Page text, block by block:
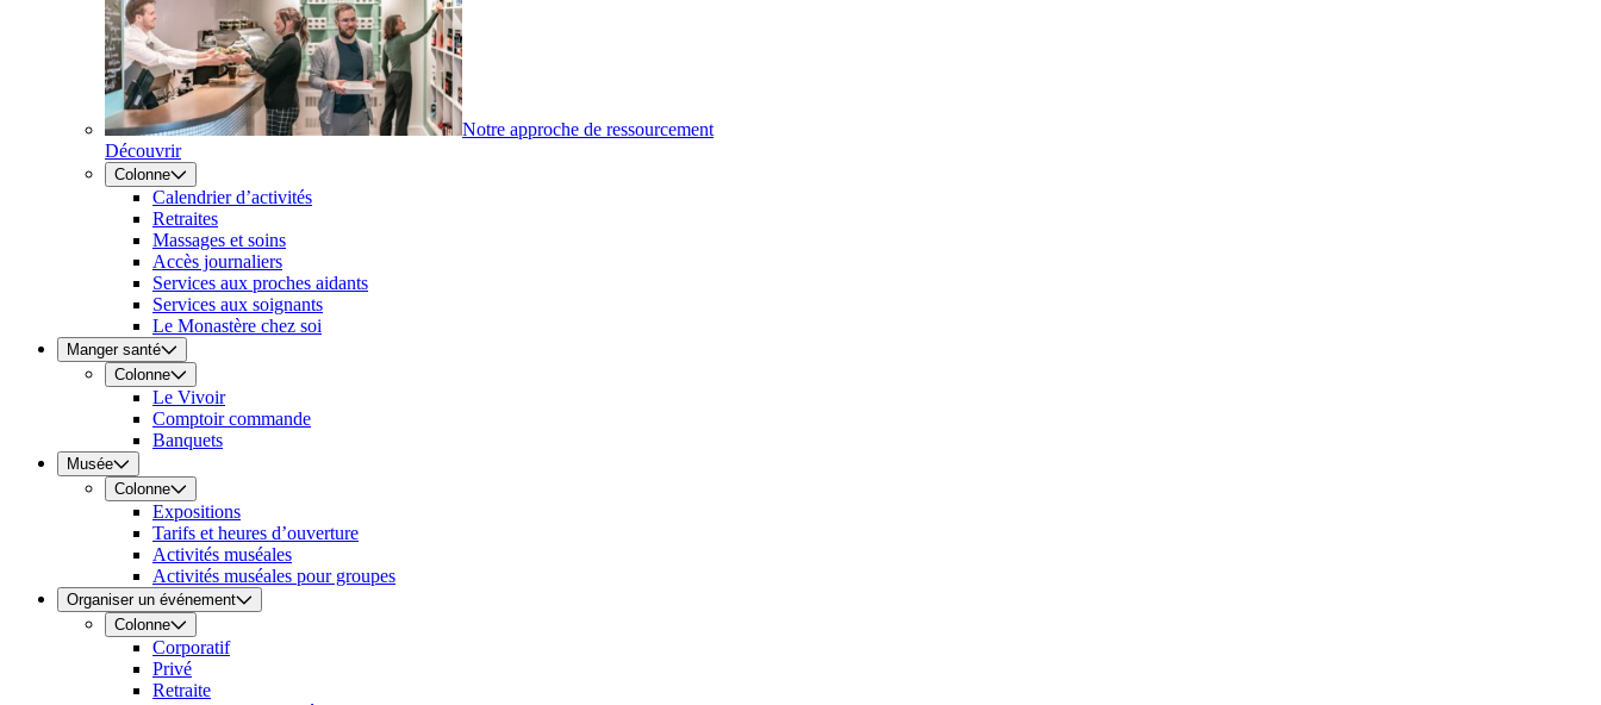
Notre approche de ressourcement
Découvrir
Colonne
Calendrier d’activités
Retraites
Massages et soins
Accès journaliers
Services aux proches aidants
Services aux soignants
Le Monastère chez soi
Manger santé
Colonne
Le Vivoir
Comptoir commande
Banquets
Musée
Colonne
Expositions
Tarifs et heures d’ouverture
Activités muséales
Activités muséales pour groupes
Organiser un événement
Colonne
Corporatif
Privé
Retraite